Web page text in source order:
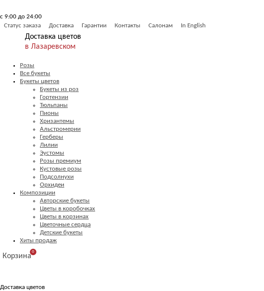
с 9:00 до 24:00
Статус заказа
Доставка Гарантии Контакты Салонам In English
Доставка цветов
в Лазаревском
Розы
Все букеты
Букеты цветов
Букеты из роз
Гортензии
Тюльпаны
Пионы
Хризантемы
Альстромерии
Герберы
Лилии
Эустомы
Розы премиум
Кустовые розы
Подсолнухи
Орхидеи
Композиции
Авторские букеты
Цветы в коробочках
Цветы в корзинах
Цветочные сердца
Детские букеты
Хиты продаж
Корзина
0
Доставка цветов